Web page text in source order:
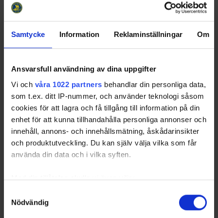
Samtycke Information Reklaminställningar Om
Ansvarsfull användning av dina uppgifter
Vi och våra 1022 partners behandlar din personliga data,
som t.ex. ditt IP-nummer, och använder teknologi såsom
cookies för att lagra och få tillgång till information på din
enhet för att kunna tillhandahålla personliga annonser och
innehåll, annons- och innehållsmätning, åskådarinsikter
och produktutveckling. Du kan själv välja vilka som får
använda din data och i vilka syften.
Med din tillåtelse skulle vi även vilja:
som kan ha en noggrannhet på upp till flera meter
Nödvändig